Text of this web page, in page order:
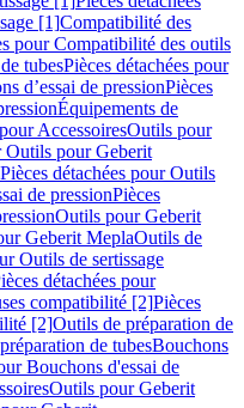
[1]Compatibilité des
pour Compatibilité des outils
tubesPièces détachées pour
d’essai de pressionPièces
Équipements de
AccessoiresOutils pour
Outils pour Geberit
Pièces détachées pour Outils
de pressionPièces
Outils pour Geberit
Geberit MeplaOutils de
Outils de sertissage
détachées pour
compatibilité [2]Pièces
[2]Outils de préparation de
de tubesBouchons
Bouchons d'essai de
Outils pour Geberit